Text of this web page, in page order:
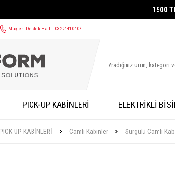
1500
Müşteri Destek Hattı : 03224410407
PICK-UP KABİNLERİ ELEKTRİKLİ
PICK-UP KABİNLERİ Camlı Kabinler Sürgülü Camlı